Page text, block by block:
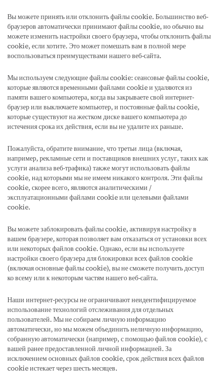
Вы можете принять или отклонить файлы cookie. Большинство веб-
браузеров автоматически принимают файлы cookie, но обычно вы
можете изменить настройки своего браузера, чтобы отклонить файлы
cookie, если хотите. Это может помешать вам в полной мере
воспользоваться преимуществами нашего веб-сайта.
Мы используем следующие файлы cookie: сеансовые файлы cookie,
которые являются временными файлами cookie и удаляются из
памяти вашего компьютера, когда вы закрываете свой интернет-
браузер или выключаете компьютер, и постоянные файлы cookie,
которые существуют на жестком диске вашего компьютера до
истечения срока их действия, если вы не удалите их раньше.
Пожалуйста, обратите внимание, что третьи лица (включая,
например, рекламные сети и поставщиков внешних услуг, таких как
услуги анализа веб-трафика) также могут использовать файлы
cookie, над которыми мы не имеем никакого контроля. Эти файлы
cookie, скорее всего, являются аналитическими /
эксплуатационными файлами cookie или целевыми файлами
cookie.
Вы можете заблокировать файлы cookie, активируя настройку в
вашем браузере, которая позволяет вам отказаться от установки всех
или некоторых файлов cookie. Однако, если вы используете
настройки своего браузера для блокировки всех файлов cookie
(включая основные файлы cookie), вы не сможете получить доступ
ко всему или к некоторым частям нашего веб-сайта.
Наши интернет-ресурсы не ограничивают неидентифицируемое
использование технологий отслеживания для отдельных
пользователей. Мы не собираем личную информацию
автоматически, но мы можем объединить неличную информацию,
собранную автоматически (например, с помощью файлов cookie), с
вашей ранее предоставленной личной информацией. За
исключением основных файлов cookie, срок действия всех файлов
cookie истекает через шесть месяцев.